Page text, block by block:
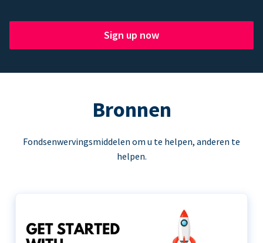
Sign up now
Bronnen
Fondsenwervingsmiddelen om u te helpen, anderen te
helpen.